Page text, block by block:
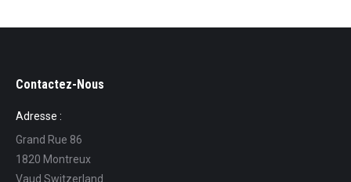
Contactez-Nous
Adresse :
Grand Rue 86
1820 Montreux
Vaud Switzerland